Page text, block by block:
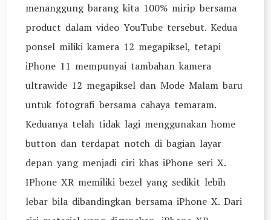
menanggung barang kita 100% mirip bersama
product dalam video YouTube tersebut. Kedua
ponsel miliki kamera 12 megapiksel, tetapi
iPhone 11 mempunyai tambahan kamera
ultrawide 12 megapiksel dan Mode Malam baru
untuk fotografi bersama cahaya temaram.
Keduanya telah tidak lagi menggunakan home
button dan terdapat notch di bagian layar
depan yang menjadi ciri khas iPhone seri X.
IPhone XR memiliki bezel yang sedikit lebih
lebar bila dibandingkan bersama iPhone X. Dari